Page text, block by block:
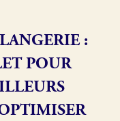
Je suis
:
POUR